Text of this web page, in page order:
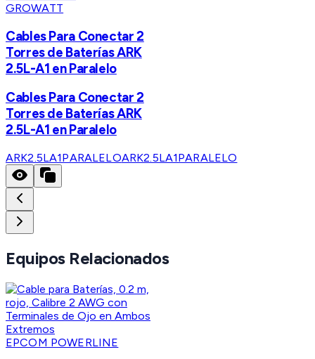
GROWATT
Cables Para Conectar 2
Torres de Baterías ARK
2.5L-A1 en Paralelo
Cables Para Conectar 2
Torres de Baterías ARK
2.5L-A1 en Paralelo
ARK2.5LA1PARALELOARK2.5LA1PARALELO
Equipos Relacionados
EPCOM POWERLINE